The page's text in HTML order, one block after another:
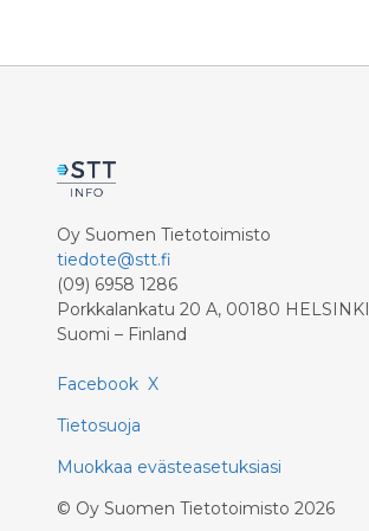
Oy Suomen Tietotoimisto
tiedote@stt.fi
(09) 6958 1286
Porkkalankatu 20 A, 00180 HELSINKI
Suomi – Finland
Facebook X
Tietosuoja
Muokkaa evästeasetuksiasi
© Oy Suomen Tietotoimisto 2026